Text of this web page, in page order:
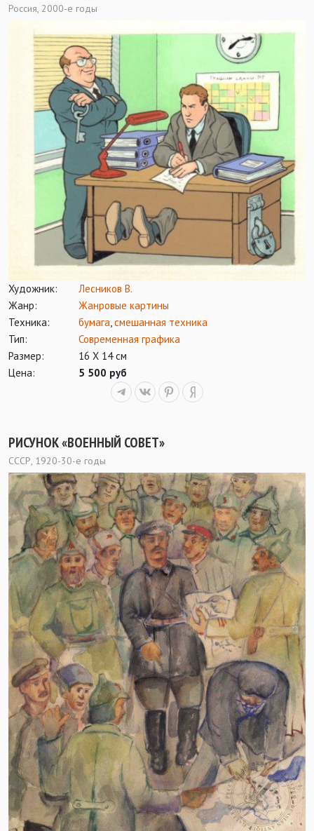
Россия, 2000-е годы
Художник:
Лесников В.
Жанр:
Жанровые картины
Техника:
бумага смешанная техника
Тип:
Современная графика
Размер:
16 Х 14 см
Цена:
5 500 руб
РИСУНОК «ВОЕННЫЙ СОВЕТ»
СССР, 1920-30-е годы